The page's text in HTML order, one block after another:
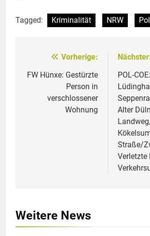
Tagged: Kriminalität NRW
Beitragsnavigation
Vorherige:
FW Hünxe: Gestürzte
Person in
verschlossener
Wohnung
POL-COE:
Alter
Landweg,
Straße/
Verletzte
Weitere News